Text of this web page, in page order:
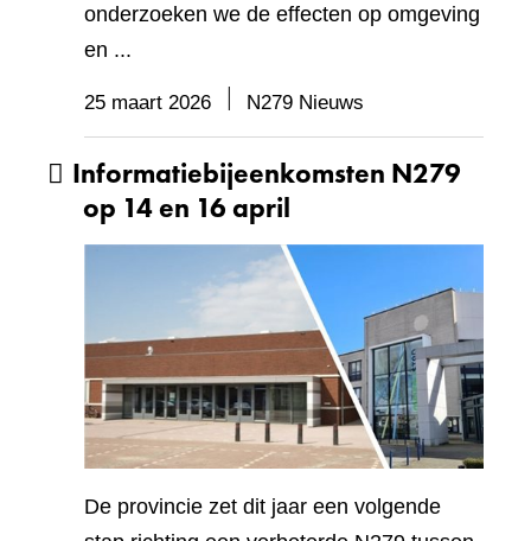
onderzoeken we de effecten op omgeving
en ...
25 maart 2026 N279 Nieuws
Informatiebijeenkomsten N279
op 14 en 16 april
De provincie zet dit jaar een volgende